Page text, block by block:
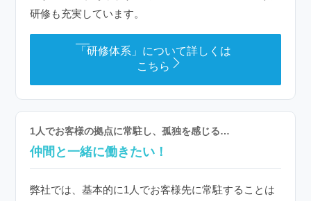
研修も充実しています。
「研修体系」について詳しくは
こちら
1人でお客様の拠点に常駐し、孤独を感じる…
仲間と一緒に働きたい！
弊社では、基本的に1人でお客様先に常駐することは